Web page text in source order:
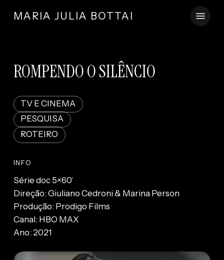
MARIA JULIA BOTTAI
ROMPENDO O SILÊNCIO
TV E CINEMA
PESQUISA
ROTEIRO
INFO
Série doc 5×60’
Direção: Giuliano Cedroni & Marina Person
Produção: Prodigo Films
Canal: HBO MAX
Ano: 2021